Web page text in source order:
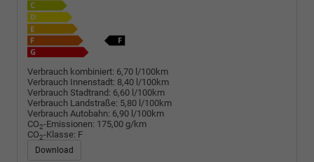
Verbrauch kombiniert: 6,70 l/100km
Verbrauch Innenstadt: 8,40 l/100km
Verbrauch Stadtrand: 6,60 l/100km
Verbrauch Landstraße: 5,80 l/100km
Verbrauch Autobahn: 6,90 l/100km
CO2-Emissionen: 175,00 g/km
CO2-Klasse: F
Download